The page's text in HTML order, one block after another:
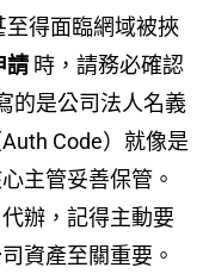
至得面臨網域被挾
請 時，請務必確認
的是公司法人名義
Code）就像是
主管妥善保管。
辦，記得主動要
資產至關重要。